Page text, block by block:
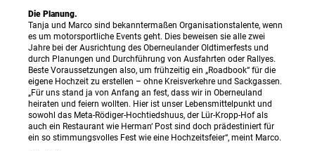
Die Planung.
Tanja und Marco sind bekanntermaßen Organisationstalente, wenn
es um motorsportliche Events geht. Dies beweisen sie alle zwei
Jahre bei der Ausrichtung des Oberneulander Oldtimerfests und
durch Planungen und Durchführung von Ausfahrten oder Rallyes.
Beste Voraussetzungen also, um frühzeitig ein „Roadbook“ für die
eigene Hochzeit zu erstellen – ohne Kreisverkehre und Sackgassen.
„Für uns stand ja von Anfang an fest, dass wir in Oberneuland
heiraten und feiern wollten. Hier ist unser Lebensmittelpunkt und
sowohl das Meta-Rödiger-Hochtiedshuus, der Lür-Kropp-Hof als
auch ein Restaurant wie Herman‘ Post sind doch prädestiniert für
ein so stimmungsvolles Fest wie eine Hochzeitsfeier“, meint Marco.